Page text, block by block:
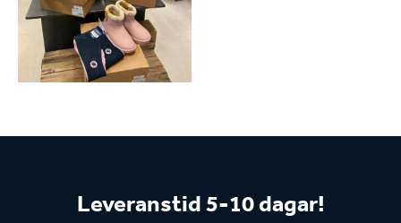
Leveranstid 5-10 dagar!